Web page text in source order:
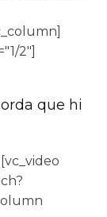
2"]
que hi